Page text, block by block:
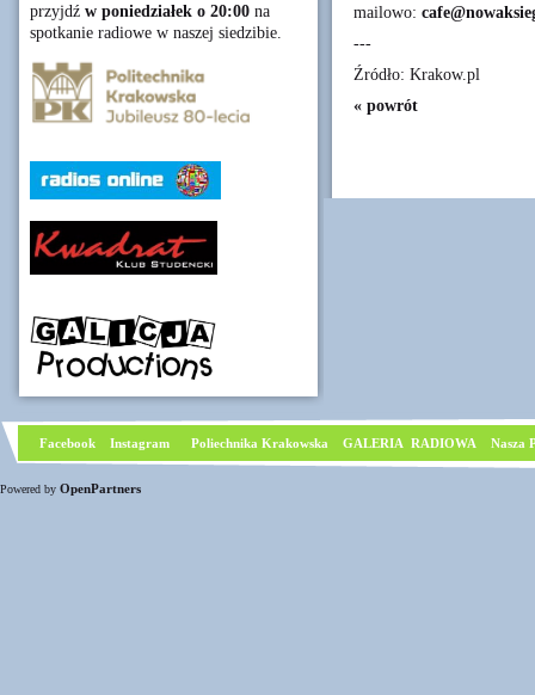
przyjdź w poniedziałek o 20:00 na
spotkanie radiowe w naszej siedzibie.
mailowo:
---
Źródło: Krakow.pl
« powrót
Facebook Instagram Poliechnika Krakowska GALERIA RADIOWA Nasza
Powered by OpenPartners